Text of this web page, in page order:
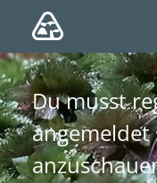
Du musst
angemeldet